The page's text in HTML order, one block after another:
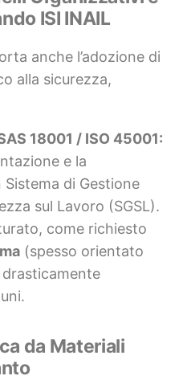
ISI INAIL
anche l’adozione di
alla sicurezza,
18001 / ISO 45001:
e la
di Gestione
sul Lavoro (SGSL).
come richiesto
(spesso orientato
da Materiali